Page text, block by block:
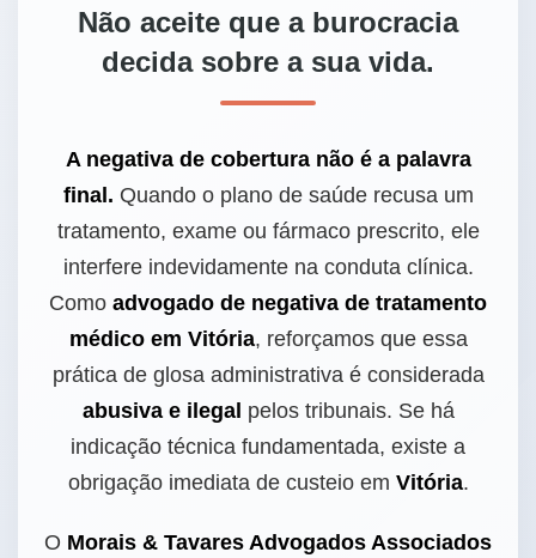
Não aceite que a burocracia
decida sobre a sua vida.
A negativa de cobertura não é a palavra
final. Quando o plano de saúde recusa um
tratamento, exame ou fármaco prescrito, ele
interfere indevidamente na conduta clínica.
Como advogado de negativa de tratamento
médico em Vitória, reforçamos que essa
prática de glosa administrativa é considerada
abusiva e ilegal pelos tribunais. Se há
indicação técnica fundamentada, existe a
obrigação imediata de custeio em Vitória.
O Morais & Tavares Advogados Associados